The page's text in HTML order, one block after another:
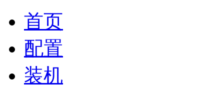
首页
配置
装机